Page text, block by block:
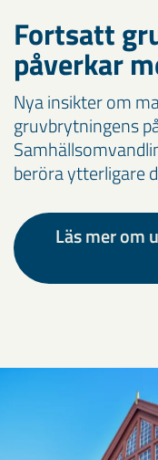
Fortsatt
påverkar
Nya insikter om
gruvbrytningens
beröra ytterligare
Läs mer om